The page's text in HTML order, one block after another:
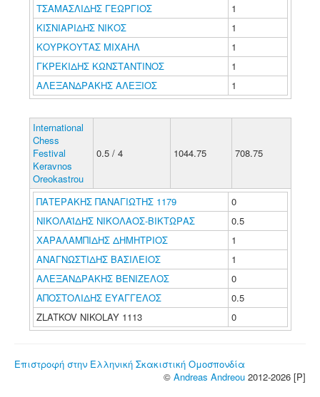
ΤΣΑΜΑΣΛΙΔΗΣ ΓΕΩΡΓΙΟΣ
1
ΚΙΣΝΙΑΡΙΔΗΣ ΝΙΚΟΣ
1
ΚΟΥΡΚΟΥΤΑΣ ΜΙΧΑΗΛ
1
ΓΚΡΕΚΙΔΗΣ ΚΩΝΣΤΑΝΤΙΝΟΣ
1
ΑΛΕΞΑΝΔΡΑΚΗΣ ΑΛΕΞΙΟΣ
1
International
Chess
Festival
Keravnos
Oreokastrou
0.5 / 4 1044.75 708.75
ΠΑΤΕΡΑΚΗΣ ΠΑΝΑΓΙΩΤΗΣ 1179
0
ΝΙΚΟΛΑΪΔΗΣ ΝΙΚΟΛΑΟΣ-ΒΙΚΤΩΡΑΣ
0.5
ΧΑΡΑΛΑΜΠΙΔΗΣ ΔΗΜΗΤΡΙΟΣ
1
ΑΝΑΓΝΩΣΤΙΔΗΣ ΒΑΣΙΛΕΙΟΣ
1
ΑΛΕΞΑΝΔΡΑΚΗΣ ΒΕΝΙΖΕΛΟΣ
0
ΑΠΟΣΤΟΛΙΔΗΣ ΕΥΑΓΓΕΛΟΣ
0.5
ZLATKOV NIKOLAY 1113
0
Επιστροφή στην Ελληνική Σκακιστική Ομοσπονδία
© Andreas Andreou 2012-2026 [P]